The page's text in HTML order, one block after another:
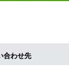
合わせ先